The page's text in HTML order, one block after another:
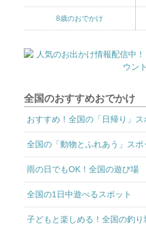
8歳のおでかけ
全国のおすすめおでかけ
おすすめ！全国の「日帰り」ス
全国の「動物とふれあう」スポ
雨の日でもOK！全国の遊び場
全国の1日中遊べるスポット
子どもと楽しめる！全国の釣り